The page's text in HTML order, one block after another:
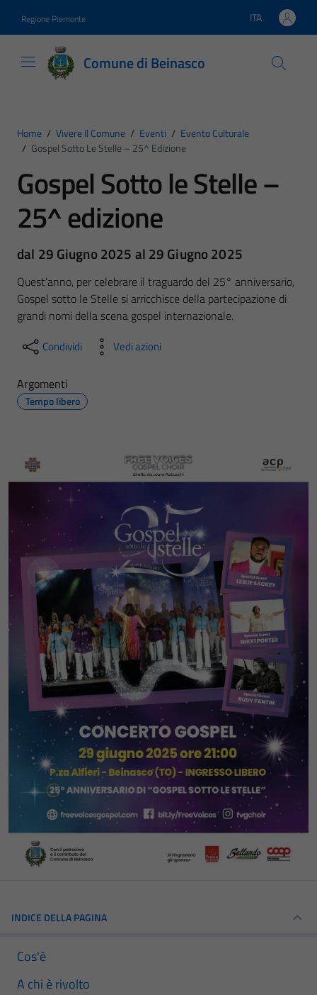
Regione Piemonte Lingua attiva:
ITA
Comune di Beinasco
Home / Vivere Il Comune / Eventi / Evento Culturale
/ Gospel Sotto Le Stelle – 25^ Edizione
Gospel Sotto le Stelle –
25^ edizione
dal 29 Giugno 2025 al 29 Giugno 2025
Quest'anno, per celebrare il traguardo del 25° anniversario,
Gospel sotto le Stelle si arricchisce della partecipazione di
grandi nomi della scena gospel internazionale.
Condividi Vedi azioni
Argomenti
Tempo libero
INDICE DELLA PAGINA
Cos'è
A chi è rivolto